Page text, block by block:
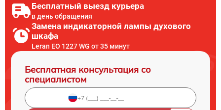
Бесплатный выезд курьера
в день обращения
Замена индикаторной лампы духового
шкафа
Leran EO 1227 WG от 35 минут
Бесплатная консультация со
специалистом